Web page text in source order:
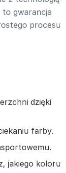
to gwarancja
procesu
dzięki
farby.
jakiego koloru